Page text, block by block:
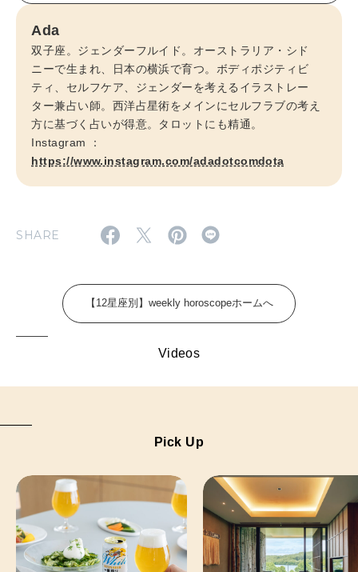
2026年9月号「北海道 おいしく遊ぶ、夏のご褒美旅。」
2026年8月号『お茶の時間です。』
2026年7月号「鎌倉 ローカルが 教えてくれた 本当の歩き方。」
2026年6月号「大銀座 トレンドが生まれる 新しい一流店へ。」
2026年5月号「“大好き”に出会いに。韓国」
2026年3月号「スイーツ予想図 2026」
MAGAZINE
Ada
双子座。ジェンダーフルイド。オーストラリア・シド
ニーで生まれ、日本の横浜で育つ。ボディポジティビ
ティ、セルフケア、ジェンダーを考えるイラストレー
ター兼占い師。西洋占星術をメインにセルフラブの考え
方に基づく占いが得意。タロットにも精通。
Instagram ：
https://www.instagram.com/adadotcomdota
SHARE
【12星座別】weekly horoscopeホームへ
Videos
Pick Up